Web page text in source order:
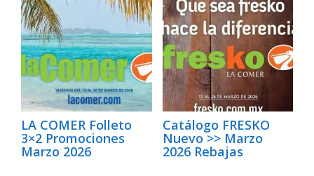
LA COMER Folleto
3×2 Promociones
Marzo 2026
Catálogo FRESKO
Nuevo >> Marzo
2026 Rebajas